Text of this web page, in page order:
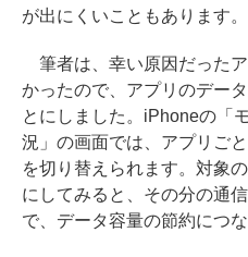
が出にくいこともあります。
筆者は、幸い原因だった
かったので、アプリのデー
とにしました。iPhoneの「
況」の画面では、アプリご
を切り替えられます。対象
にしてみると、その分の通
で、データ容量の節約につな